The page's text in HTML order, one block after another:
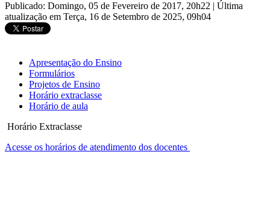
Publicado: Domingo, 05 de Fevereiro de 2017, 20h22 | Última
atualização em Terça, 16 de Setembro de 2025, 09h04
Apresentação do Ensino
Formulários
Projetos de Ensino
Horário extraclasse
Horário de aula
Horário Extraclasse
Acesse os horários de atendimento dos docentes